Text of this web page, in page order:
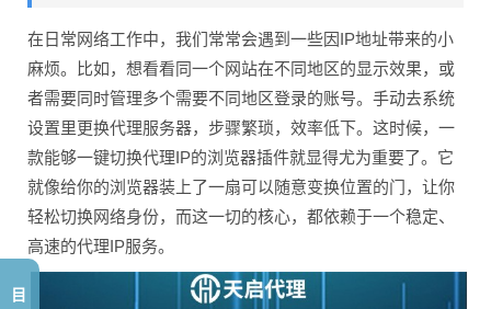
在日常网络工作中，我们常常会遇到一些因IP地址带来的小
麻烦。比如，想看看同一个网站在不同地区的显示效果，或
者需要同时管理多个需要不同地区登录的账号。手动去系统
设置里更换代理服务器，步骤繁琐，效率低下。这时候，一
款能够一键切换代理IP的浏览器插件就显得尤为重要了。它
就像给你的浏览器装上了一扇可以随意变换位置的门，让你
轻松切换网络身份，而这一切的核心，都依赖于一个稳定、
高速的代理IP服务。
目